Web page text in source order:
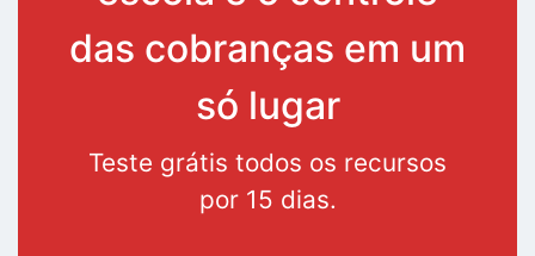
das cobranças em um
só lugar
Teste grátis todos os recursos
por 15 dias.